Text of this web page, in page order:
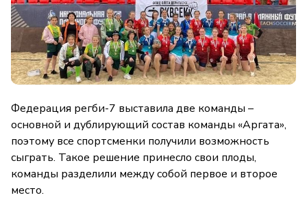
Федерация регби-7 выставила две команды –
основной и дублирующий состав команды «Аргата»,
поэтому все спортсменки получили возможность
сыграть. Такое решение принесло свои плоды,
команды разделили между собой первое и второе
место.